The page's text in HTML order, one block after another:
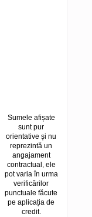
Sumele afișate
sunt pur
orientative și nu
reprezintă un
angajament
contractual, ele
pot varia în urma
verificărilor
punctuale făcute
pe aplicația de
credit.